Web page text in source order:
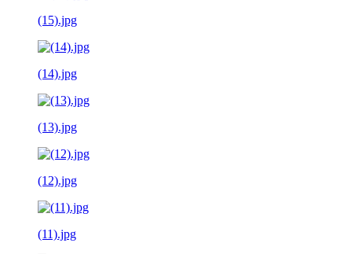
(15).jpg
(14).jpg
(13).jpg
(12).jpg
(11).jpg